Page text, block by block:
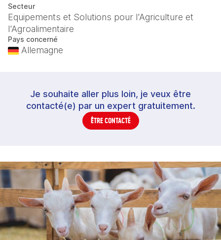
Secteur
Equipements et Solutions pour l'Agriculture et
l'Agroalimentaire
Pays concerné
Allemagne
Je souhaite aller plus loin, je veux être
contacté(e) par un expert gratuitement.
ÊTRE CONTACTÉ